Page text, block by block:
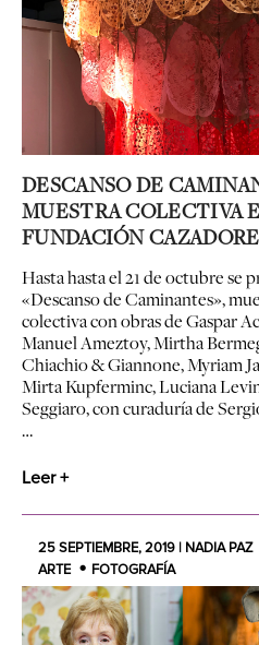
DESCANSO DE
MUESTRA COLECTIVA
FUNDACIÓN
Hastahasta el 21 de octubrese
«Descanso de Caminantes»,
colectiva con obras deGaspar
Manuel Ameztoy, Mirtha
Chiachio & Giannone, Myriam
Mirta Kupferminc, Luciana
Seggiaro, con curaduría de
…
Leer +
25 SEPTIEMBRE, 2019 | NADIA PAZ
ARTE
FOTOGRAFÍA